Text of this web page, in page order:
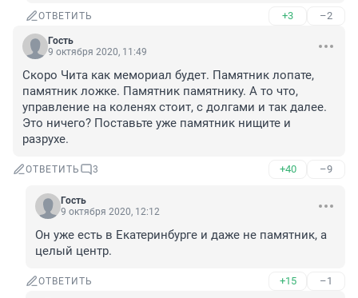
ОТВЕТИТЬ +3 –2
Гость
9 октября 2020, 11:49
Скоро Чита как мемориал будет. Памятник лопате,
памятник ложке. Памятник памятнику. А то что,
управление на коленях стоит, с долгами и так далее.
Это ничего? Поставьте уже памятник нищите и
разрухе.
ОТВЕТИТЬ 3 +40 –9
Гость
9 октября 2020, 12:12
Он уже есть в Екатеринбурге и даже не памятник, а
целый центр.
ОТВЕТИТЬ +15 –1